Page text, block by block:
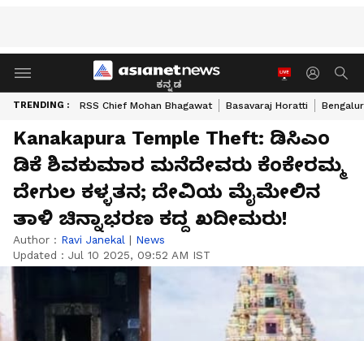
ಕನ್ನಡ
TRENDING : RSS Chief Mohan Bhagawat Basavaraj Horatti
Kanakapura Temple Theft: ಡಿಸಿಎಂ
ಡಿಕೆ ಶಿವಕುಮಾರ ಮನೆದೇವರು ಕೆಂಕೇರಮ್ಮ
ದೇಗುಲ ಕಳ್ಳತನ; ದೇವಿಯ ಮೈಮೇಲಿನ
ತಾಳಿ ಚಿನ್ನಾಭರಣ ಕದ್ದ ಖದೀಮರು!
Author : Ravi Janekal | News
Updated : Jul 10 2025, 09:52 AM IST